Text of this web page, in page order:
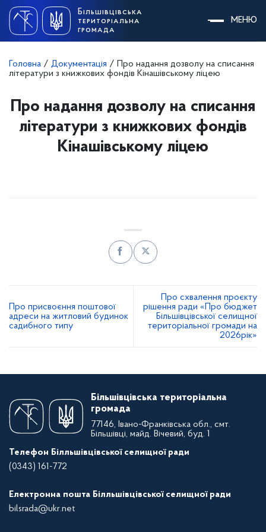
content
Більшівцівська
територіальна
громада
МЕНЮ
Головна / Документація /
Про надання дозволу на списання
літератури з книжкових фондів Кінашівському ліцею
Про надання дозволу на списання
літератури з книжкових фондів
Кінашівському ліцею
Про присвоєння поштової
адреси на житловий будинок
садибного типу
Про схвалення проєкту
рішення ради «Про бюджет
Більшівцівської селищної
територіальної громади на
2026рік»
Більшівцівська територіальна
громада
77146, Івано-Франківська обл., смт.
Більшівці, майд. Вічевий, буд. 1
Телефон Білльшівцівської селищної ради
(0343) 161-772
Електронна пошта Білльшівцівської селищної ради
bilsrada@ukr.net